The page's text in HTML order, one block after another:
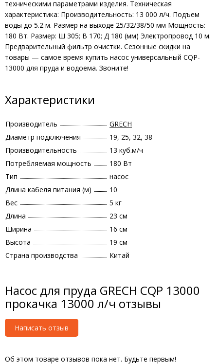
техническими параметрами изделия. Техническая
характеристика: Производительность: 13 000 л/ч. Подъем
воды до 5.2 м. Размер на выходе 25/32/38/50 мм Мощность:
180 Вт. Размер: Ш 305; В 170; Д 180 (мм) Электропровод 10 м.
Предварительный фильтр очистки. Сезонные скидки на
товары — самое время купить насос универсальный CQP-
13000 для пруда и водоема. Звоните!
Характеристики
Производитель
GRECH
Диаметр подключения
19, 25, 32, 38
Производительность
13 куб.м/ч
Потребляемая мощность
180 Вт
Тип
насос
Длина кабеля питания (м)
10
Вес
5 кг
Длина
23 см
Ширина
16 см
Высота
19 см
Страна производства
Китай
Насос для пруда GRECH CQP 13000
прокачка 13000 л/ч отзывы
Написать отзыв
Об этом товаре отзывов пока нет. Будьте первым!